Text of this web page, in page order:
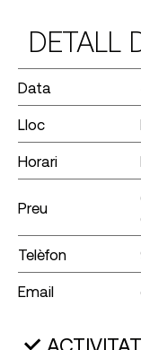
DETALL
Data
Lloc
Horari
Preu
Telèfon
Email